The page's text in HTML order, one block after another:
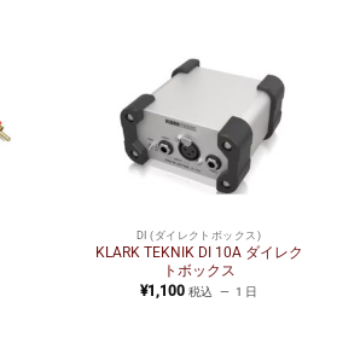
DI (ダイレクトボックス)
KLARK TEKNIK DI 10A ダイレク
トボックス
¥1,100 税込 1 日